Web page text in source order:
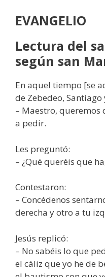
EVANGELIO
Lectura del
según san
En aquel tiempo [se
de Zebedeo,
– Maestro, queremos
a pedir.
Les preguntó:
– ¿Qué queréis que
Contestaron:
– Concédenos
derecha y otro a tu
Jesús replicó:
– No sabéis lo que
el cáliz que yo he de